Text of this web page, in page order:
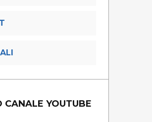
CANALE YOUTUBE